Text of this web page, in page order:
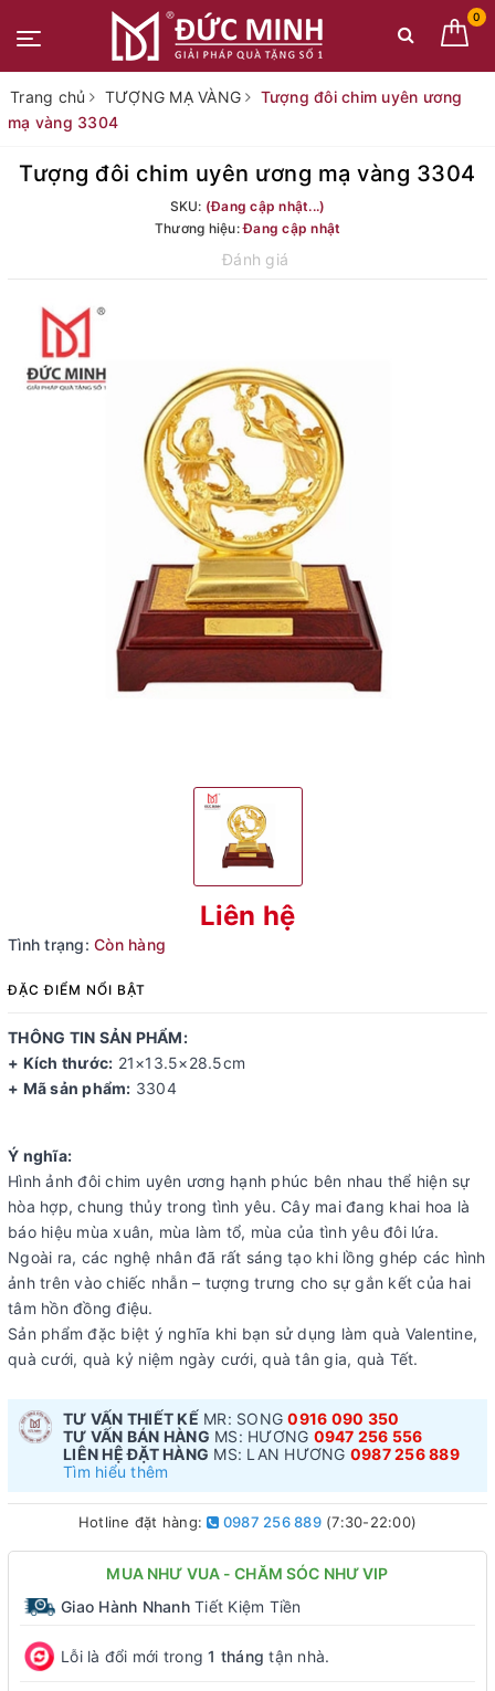
0
Trang chủ TƯỢNG MẠ VÀNG
Tượng đôi chim uyên ương
mạ vàng 3304
Tượng đôi chim uyên ương mạ vàng 3304
SKU: (Đang cập nhật...)
Thương hiệu:Đang cập nhật
Đánh giá
Liên hệ
Tình trạng: Còn hàng
ĐẶC ĐIỂM NỔI BẬT
THÔNG TIN SẢN PHẨM:
+ Kích thước: 21×13.5×28.5cm
+ Mã sản phẩm: 3304
Ý nghĩa:
Hình ảnh đôi chim uyên ương hạnh phúc bên nhau thể hiện sự
hòa hợp, chung thủy trong tình yêu. Cây mai đang khai hoa là
báo hiệu mùa xuân, mùa làm tổ, mùa của tình yêu đôi lứa.
Ngoài ra, các nghệ nhân đã rất sáng tạo khi lồng ghép các hình
ảnh trên vào chiếc nhẫn – tượng trưng cho sự gắn kết của hai
tâm hồn đồng điệu.
Sản phẩm đặc biệt ý nghĩa khi bạn sử dụng làm quà Valentine,
quà cưới, quà kỷ niệm ngày cưới, quà tân gia, quà Tết.
TƯ VẤN THIẾT KẾ MR: SONG0916 090 350
TƯ VẤN BÁN HÀNG MS: HƯƠNG 0947 256 556
LIÊN HỆ ĐẶT HÀNG MS: LAN HƯƠNG 0987 256 889
Tìm hiểu thêm
Hotline đặt hàng: 0987 256 889(7:30-22:00)
MUA NHƯ VUA - CHĂM SÓC NHƯ VIP
Giao Hành NhanhTiết Kiệm Tiền
Lỗi là đổi mới trong1 tháng tận nhà.